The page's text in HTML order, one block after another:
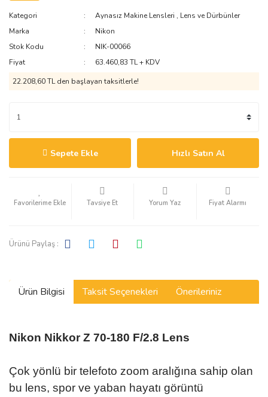
Kategori Aynasız Makine Lensleri , Lens ve Dürbünler
Marka
Nikon
Stok Kodu
NIK-00066
Fiyat
63.460,83 TL + KDV
22.208,60 TL den başlayan taksitlerle!
Sepete Ekle Hızlı Satın Al
Tavsiye Et Yorum Yaz Fiyat Alarmı
Ürünü Paylaş :
Ürün Bilgisi Taksit Seçenekleri Önerileriniz
Nikon Nikkor Z 70-180 F/2.8 Lens
Çok yönlü bir telefoto zoom aralığına sahip olan
bu lens, spor ve yaban hayatı görüntü